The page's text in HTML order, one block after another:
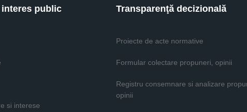
public
si interese
Transparenţă decizională
Proiecte de acte normative
Formular colectare propuneri, opinii
Registru consemnare si analizare
opinii